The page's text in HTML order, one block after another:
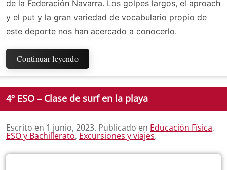
de la Federación Navarra. Los golpes largos, el aproach
y el put y la gran variedad de vocabulario propio de
este deporte nos han acercado a conocerlo.
Continuar leyendo
4º ESO – Clase de surf en la playa
Escrito en 1 junio, 2023. Publicado en Educación Física,
ESO y Bachillerato, Excursiones y viajes.